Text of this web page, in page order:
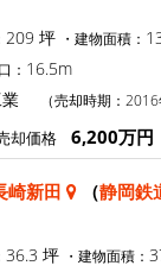
209 坪 ・建物面積：
： 16.5m
業 （売却時期：
却価格 6,200万円
崎新田 （静岡鉄
36.3 坪 ・建物面積：